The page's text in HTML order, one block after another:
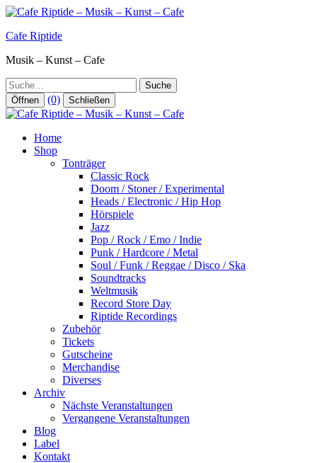
Zum
springen
Cafe Riptide
Musik – Kunst – Cafe
Suche
Öffnen (0) Schließen
Home
Shop
Tonträger
Classic Rock
Doom / Stoner / Experimental
Heads / Electronic / Hip Hop
Hörspiele
Jazz
Pop / Rock / Emo / Indie
Punk / Hardcore / Metal
Soul / Funk / Reggae / Disco / Ska
Soundtracks
Weltmusik
Record Store Day
Riptide Recordings
Zubehör
Tickets
Gutscheine
Merchandise
Diverses
Archiv
Nächste Veranstaltungen
Vergangene Veranstaltungen
Blog
Label
Kontakt